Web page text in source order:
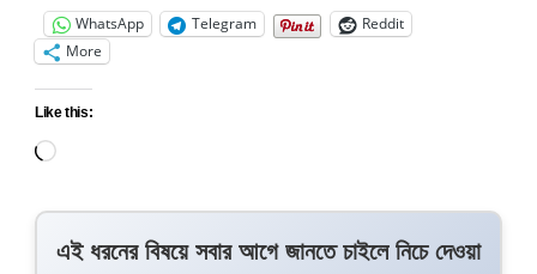
WhatsApp Telegram
Reddit
More
Like this:
এই ধরনের বিষয়ে সবার আগে জানতে চাইলে নিচে দেওয়া